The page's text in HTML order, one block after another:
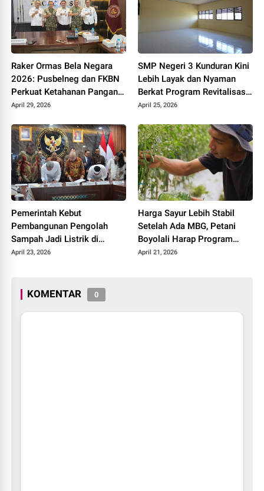
Raker Ormas Bela Negara
2026: Pusbelneg dan FKBN
Perkuat Ketahanan Pangan
Nasional
April 29, 2026
SMP Negeri 3 Kunduran Kini
Lebih Layak dan Nyaman
Berkat Program Revitalisasi
Sekolah dari Pemerintah
April 25, 2026
Pemerintah Kebut
Pembangunan Pengolah
Sampah Jadi Listrik di
Bekasi, Bogor, hingga
April 23, 2026
Harga Sayur Lebih Stabil
Setelah Ada MBG, Petani
Boyolali Harap Program
Terus Berlanjut
April 21, 2026
KOMENTAR 0